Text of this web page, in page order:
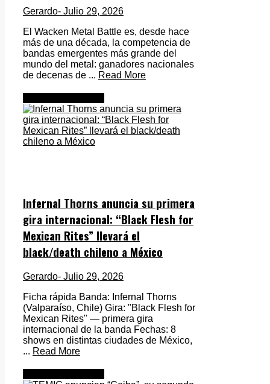
Gerardo- Julio 29, 2026
El Wacken Metal Battle es, desde hace
más de una década, la competencia de
bandas emergentes más grande del
mundo del metal: ganadores nacionales
de decenas de ... Read More
Infernal Thorns anuncia su primera
gira internacional: “Black Flesh for
Mexican Rites” llevará el
black/death chileno a México
Gerardo- Julio 29, 2026
Ficha rápida Banda: Infernal Thorns
(Valparaíso, Chile) Gira: "Black Flesh for
Mexican Rites" — primera gira
internacional de la banda Fechas: 8
shows en distintas ciudades de México,
... Read More